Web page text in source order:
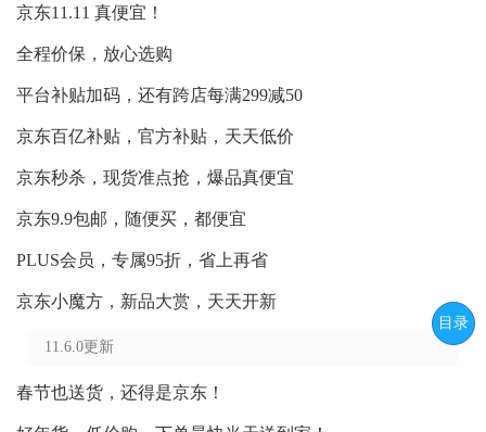
京东11.11 真便宜！
全程价保，放心选购
平台补贴加码，还有跨店每满299减50
京东百亿补贴，官方补贴，天天低价
京东秒杀，现货准点抢，爆品真便宜
京东9.9包邮，随便买，都便宜
PLUS会员，专属95折，省上再省
京东小魔方，新品大赏，天天开新
11.6.0更新
春节也送货，还得是京东！
目录